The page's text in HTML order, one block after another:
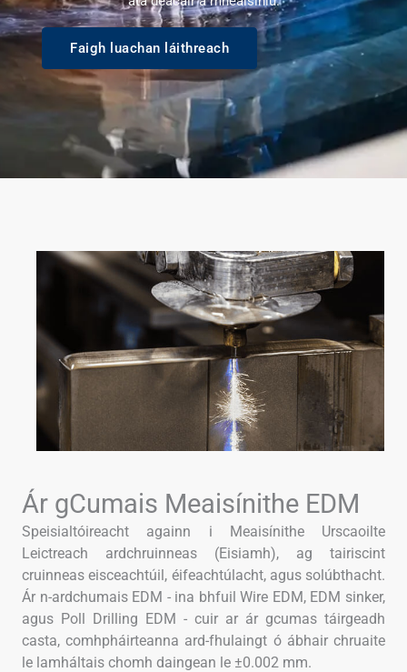
Faigh luachan láithreach
Ár gCumais Meaisínithe EDM
Speisialtóireacht againn i Meaisínithe Urscaoilte
Leictreach ardchruinneas (Eisiamh), ag tairiscint
cruinneas eisceachtúil, éifeachtúlacht, agus solúbthacht.
Ár n-ardchumais EDM - ina bhfuil Wire EDM, EDM sinker,
agus Poll Drilling EDM - cuir ar ár gcumas táirgeadh
casta, comhpháirteanna ard-fhulaingt ó ábhair chruaite
le lamháltais chomh daingean le ±0.002 mm.